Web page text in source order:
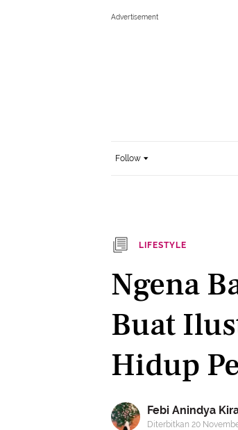
Follow
LIFESTYLE
Ngena
Buat
Hidup
Febi Anindya
Diterbitkan 20